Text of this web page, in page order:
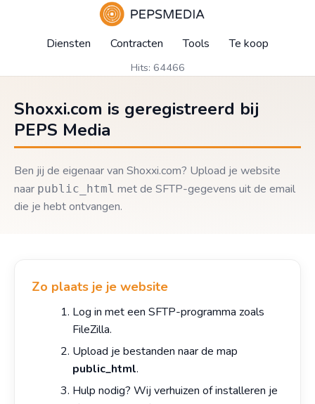
Diensten Contracten Tools Te koop
Hits: 64466
Shoxxi.com is geregistreerd bij
PEPS Media
Ben jij de eigenaar van Shoxxi.com? Upload je website
naar public_html met de SFTP-gegevens uit de email
die je hebt ontvangen.
Zo plaats je je website
Log in met een SFTP-programma zoals
FileZilla.
Upload je bestanden naar de map
public_html.
Hulp nodig? Wij verhuizen of installeren je